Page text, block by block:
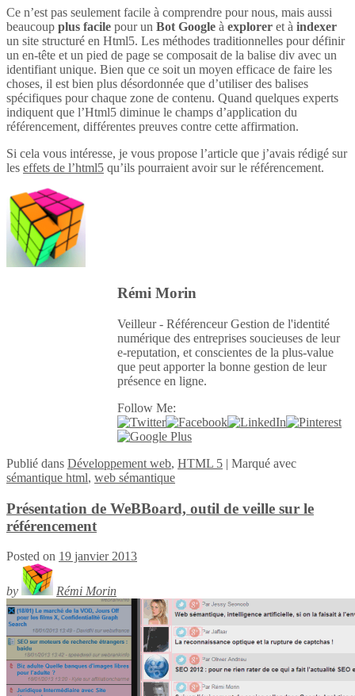
Ce n’est pas seulement facile à comprendre pour nous, mais aussi
beaucoup plus facile pour un Bot Google à explorer et à indexer
un site structuré en Html5. Les méthodes traditionnelles pour définir
un en-tête et un pied de page se composait de la balise div avec un
identifiant unique. Bien que ce soit un moyen efficace de faire les
choses, il est bien plus désordonnée que d’utiliser des balises
spécifiques pour chaque zone de contenu. Quand quelques experts
indiquent que l’Html5 diminue le champs d’application du
référencement, différentes preuves contre cette affirmation.
Si cela vous intéresse, je vous propose l’article que j’avais rédigé sur
les effets de l’html5 qu’ils pourraient avoir sur le référencement.
Rémi Morin
Veilleur - Référenceur Gestion de l'identité
numérique des entreprises soucieuses de leur
e-reputation, et conscientes de la plus-value
que peut apporter la bonne gestion de leur
présence en ligne.
Follow Me:
Publié dans Développement web, HTML 5 | Marqué avec
sémantique html, web sémantique
Présentation de WeBBoard, outil de veille sur le
référencement
Posted on 19 janvier 2013
by Rémi Morin